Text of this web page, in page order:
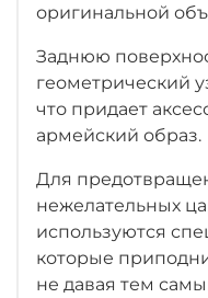
оригинальной
Заднюю
геометрический
что придает
армейский образ.
Для
нежелательных
используются
которые
не давая тем